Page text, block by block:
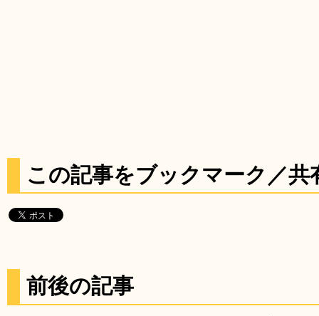
この記事をブックマーク／共
前後の記事